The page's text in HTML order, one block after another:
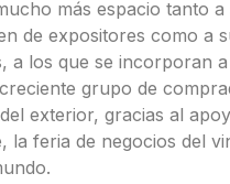
más espacio tanto a
de expositores como a
a los que se incorporan
grupo de
exterior, gracias al
la feria de negocios del